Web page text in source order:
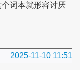
词本就形容讨厌
2025-11-10 11:51